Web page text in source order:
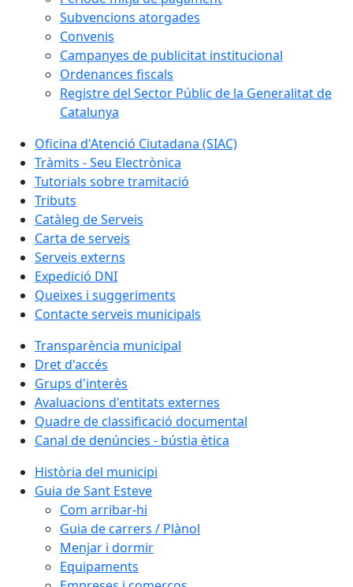
Subvencions atorgades
Convenis
Campanyes de publicitat institucional
Ordenances fiscals
Registre del Sector Públic de la Generalitat de
Catalunya
Oficina d'Atenció Ciutadana (SIAC)
Tràmits - Seu Electrònica
Tutorials sobre tramitació
Tributs
Catàleg de Serveis
Carta de serveis
Serveis externs
Expedició DNI
Queixes i suggeriments
Contacte serveis municipals
Transparència municipal
Dret d'accés
Grups d'interès
Avaluacions d'entitats externes
Quadre de classificació documental
Canal de denúncies - bústia ètica
Història del municipi
Guia de Sant Esteve
Com arribar-hi
Guia de carrers / Plànol
Menjar i dormir
Equipaments